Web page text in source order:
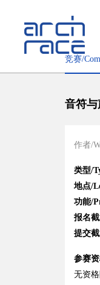
竞赛/
音符
作者/
类型/
地点/
功能/
报名
提交截
参赛
无资格